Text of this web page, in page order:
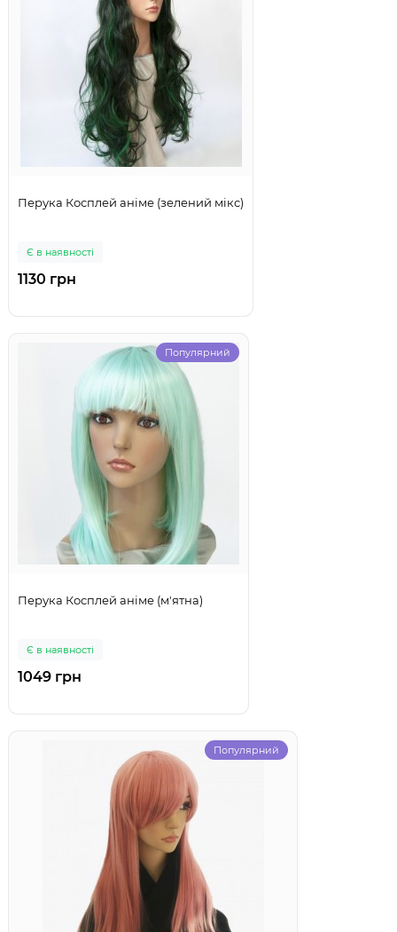
Перука Косплей аніме (зелений мікс)
Є в наявності
1130 грн
Популярний
Перука Косплей аніме (м'ятна)
Є в наявності
1049 грн
Популярний